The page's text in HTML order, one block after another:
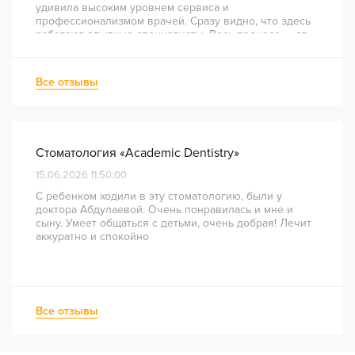
удивила высоким уровнем сервиса и
профессионализмом врачей. Сразу видно, что здесь
работают опытные специалисты. Весь процесс — от
непростое перелечивание каналов прошло
комфортно и безболезненно. Рекомендую всем, кто
Все отзывы
Стоматология «Academic Dentistry»
15.06.2026 11:50:00
С ребенком ходили в эту стоматологию, были у
доктора Абдулаевой. Очень понравилась и мне и
сыну. Умеет общаться с детьми, очень добрая! Лечит
аккуратно и спокойно
Все отзывы